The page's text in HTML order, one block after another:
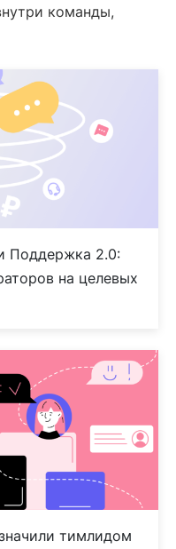
команды,
Поддержка 2.0:
на целевых
тимлидом